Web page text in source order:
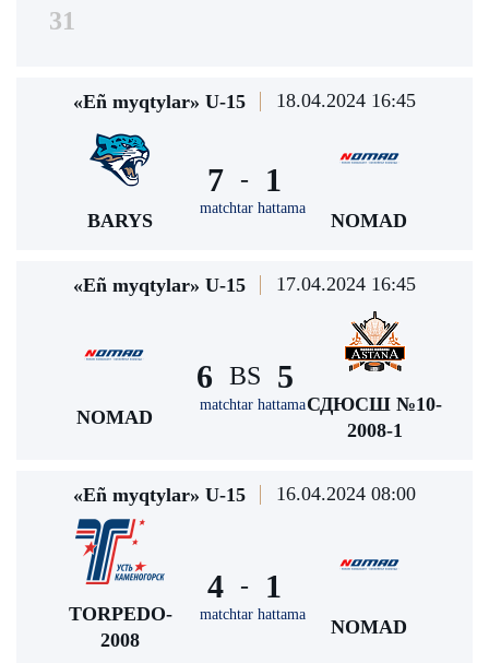
31
«Eñ myqtylar» U-15 18.04.2024 16:45
BARYS
7 -
matchtar hattama
1
NOMAD
«Eñ myqtylar» U-15 17.04.2024 16:45
NOMAD
6 BS
matchtar hattama
5
СДЮСШ №10-
2008-1
«Eñ myqtylar» U-15 16.04.2024 08:00
TORPEDO-
2008
4 -
matchtar hattama
1
NOMAD